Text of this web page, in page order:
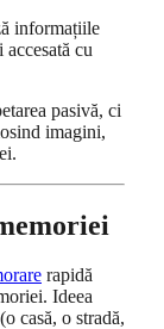
informațiile
cu
pasivă, ci
imagini,
rapidă
Ideea
casă, o stradă,